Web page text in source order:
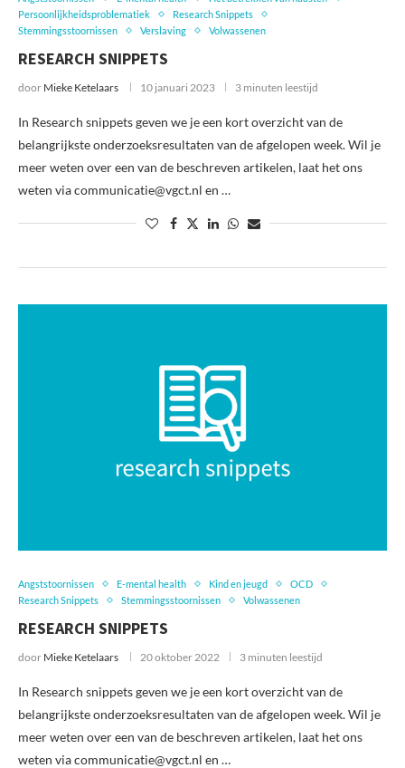
Persoonlijkheidsproblematiek
Research Snippets
Stemmingsstoornissen
Verslaving Volwassenen
RESEARCH SNIPPETS
door Mieke Ketelaars 10 januari 2023 3 minuten leestijd
In Research snippets geven we je een kort overzicht van de
belangrijkste onderzoeksresultaten van de afgelopen week. Wil je
meer weten over een van de beschreven artikelen, laat het ons
weten via communicatie@vgct.nl en …
Angststoornissen E-mental health Kind en jeugd
OCD
Research Snippets
Stemmingsstoornissen Volwassenen
RESEARCH SNIPPETS
door Mieke Ketelaars 20 oktober 2022 3 minuten leestijd
In Research snippets geven we je een kort overzicht van de
belangrijkste onderzoeksresultaten van de afgelopen week. Wil je
meer weten over een van de beschreven artikelen, laat het ons
weten via communicatie@vgct.nl en …